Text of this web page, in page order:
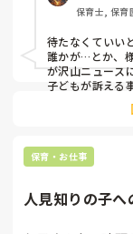
よろしくお願いし
保育士, 保育
待たなくていい
誰かが…とか、
が沢山ニュース
子どもが訴える
げるべきだと思
小学校など、気
保育・お仕事
人見知りの子へ